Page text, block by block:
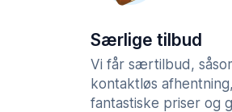
Særlige tilbud
Vi får særtilbud,
kontaktløs afhentning,
fantastiske priser og